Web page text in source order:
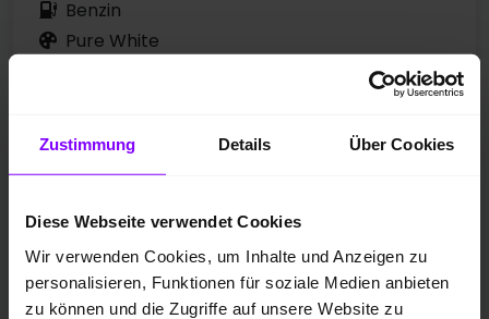
Zustimmung Details Über Cookies
Diese Webseite verwendet Cookies
Wir verwenden Cookies, um Inhalte und Anzeigen zu
personalisieren, Funktionen für soziale Medien anbieten
zu können und die Zugriffe auf unsere Website zu
Benzin
Pure White
Schaltgetriebe
Preis inkl. MwSt.
34.210,00 EUR